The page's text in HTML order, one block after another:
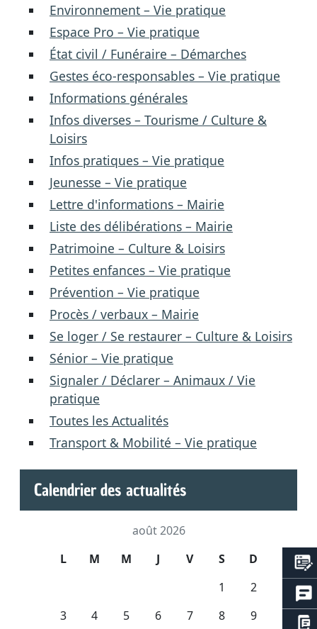
Environnement – Vie pratique
Espace Pro – Vie pratique
État civil / Funéraire – Démarches
Gestes éco-responsables – Vie pratique
Informations générales
Infos diverses – Tourisme / Culture &
Loisirs
Infos pratiques – Vie pratique
Jeunesse – Vie pratique
Lettre d'informations – Mairie
Liste des délibérations – Mairie
Patrimoine – Culture & Loisirs
Petites enfances – Vie pratique
Prévention – Vie pratique
Procès / verbaux – Mairie
Se loger / Se restaurer – Culture & Loisirs
Sénior – Vie pratique
Signaler / Déclarer – Animaux / Vie
pratique
Toutes les Actualités
Transport & Mobilité – Vie pratique
Calendrier des actualités
août 2026
L
M M J V S
D
1
2
3
4 5 6 7 8
9